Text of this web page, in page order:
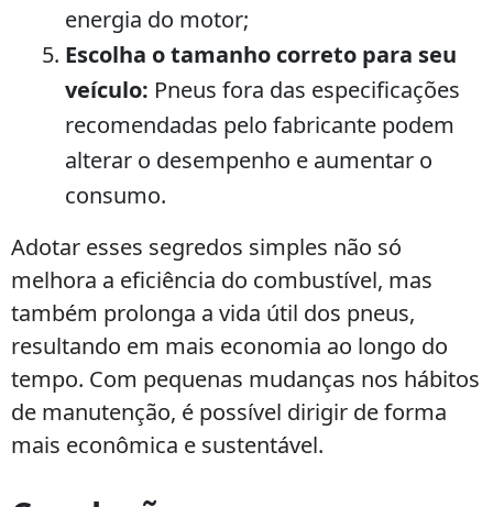
energia do motor;
Escolha o tamanho correto para seu
veículo: Pneus fora das especificações
recomendadas pelo fabricante podem
alterar o desempenho e aumentar o
consumo.
Adotar esses segredos simples não só
melhora a eficiência do combustível, mas
também prolonga a vida útil dos pneus,
resultando em mais economia ao longo do
tempo. Com pequenas mudanças nos hábitos
de manutenção, é possível dirigir de forma
mais econômica e sustentável.